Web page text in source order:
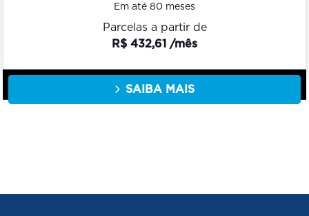
Em até 80 meses
Parcelas a partir de
R$ 432,61 /mês
SAIBA MAIS